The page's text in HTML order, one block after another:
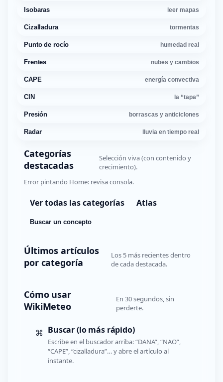
Isobaras leer mapas
Cizalladura tormentas
Punto de rocío humedad real
Frentes nubes y cambios
CAPE energía convectiva
CIN la “tapa”
Presión borrascas y anticiclones
Radar lluvia en tiempo real
Categorías
destacadas
Selección viva (con contenido y
crecimiento).
Error pintando Home: revisa consola.
Ver todas las categorías Atlas
Buscar un concepto
Últimos artículos
por categoría
Los 5 más recientes dentro
de cada destacada.
Cómo usar
WikiMeteo
En 30 segundos, sin
perderte.
⌘ Buscar (lo más rápido)
Escribe en el buscador arriba: “DANA”, “NAO”,
“CAPE”, “cizalladura”… y abre el artículo al
instante.